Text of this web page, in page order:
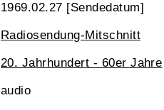
1969.02.27 [Sendedatum]
Radiosendung-Mitschnitt
20. Jahrhundert - 60er Jahre
audio